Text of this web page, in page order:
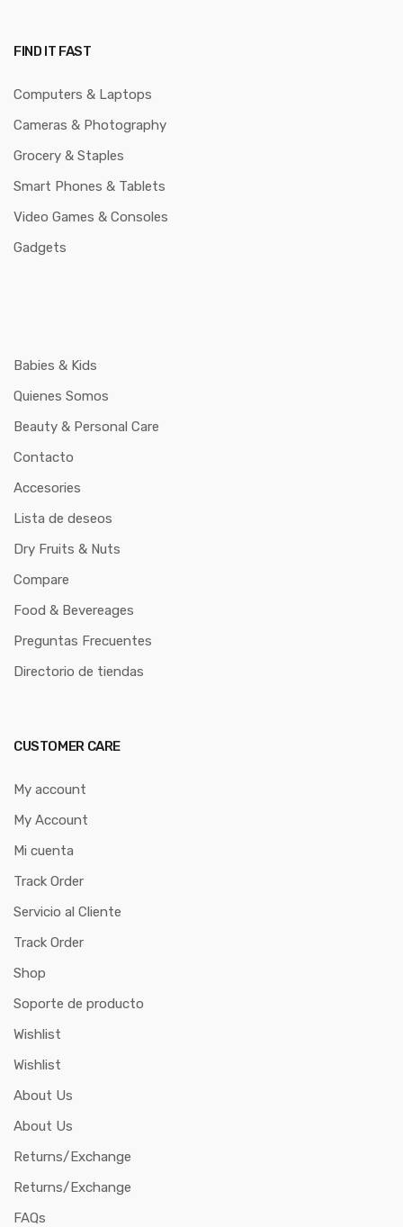
FIND IT FAST
Computers & Laptops
Cameras & Photography
Grocery & Staples
Smart Phones & Tablets
Video Games & Consoles
Gadgets
Babies & Kids
Quienes Somos
Beauty & Personal Care
Contacto
Accesories
Lista de deseos
Dry Fruits & Nuts
Compare
Food & Bevereages
Preguntas Frecuentes
Directorio de tiendas
CUSTOMER CARE
My account
My Account
Mi cuenta
Track Order
Servicio al Cliente
Track Order
Shop
Soporte de producto
Wishlist
Wishlist
About Us
About Us
Returns/Exchange
Returns/Exchange
FAQs